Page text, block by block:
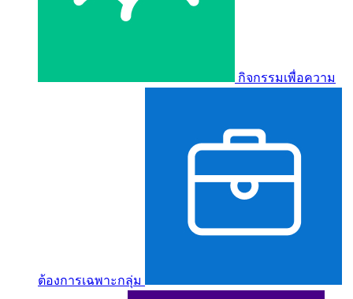
กิจกรรมเพื่อความ
ต้องการเฉพาะกลุ่ม